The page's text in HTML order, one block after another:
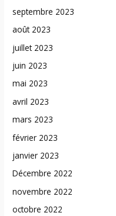
septembre 2023
août 2023
juillet 2023
juin 2023
mai 2023
avril 2023
mars 2023
février 2023
janvier 2023
Décembre 2022
novembre 2022
octobre 2022